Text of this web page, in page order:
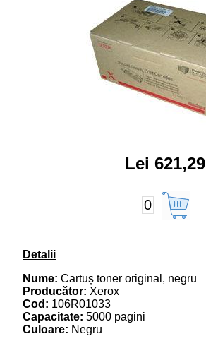
Lei 621,29
0
Detalii
Nume: Cartuș toner original, negru
Producător: Xerox
Cod: 106R01033
Capacitate: 5000 pagini
Culoare: Negru